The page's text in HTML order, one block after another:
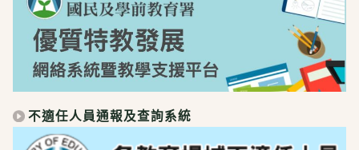
不適任人員通報及查詢系統